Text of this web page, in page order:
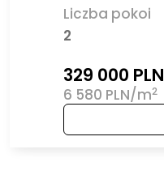
Liczba pokoi
2
329 000 PLN
6 580 PLN/m2